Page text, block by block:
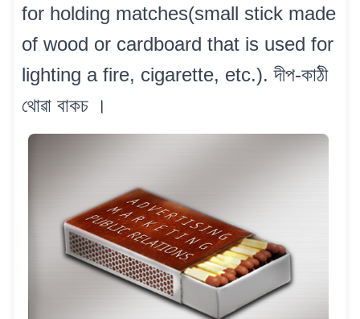
for holding matches(small stick made
of wood or cardboard that is used for
lighting a fire, cigarette, etc.). দীপ-কাঠী
থোৱা বাকচ ।